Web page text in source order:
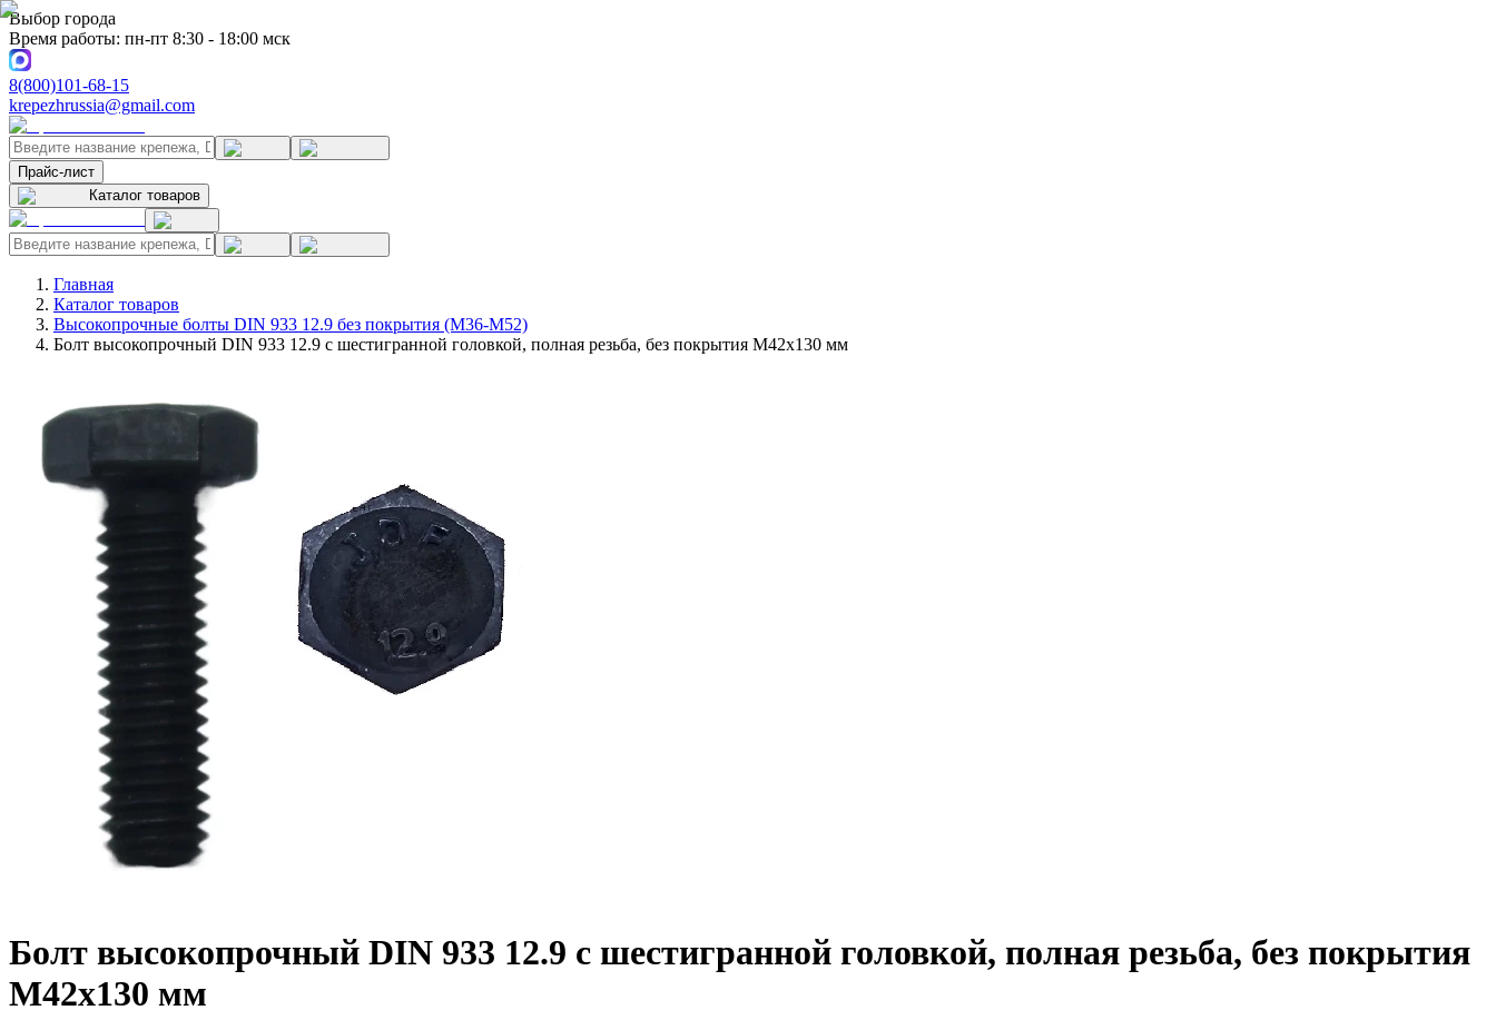
Выбор города
Время работы: пн-пт 8:30 - 18:00 мск
8(800)101-68-15
krepezhrussia@gmail.com
Прайс-лист
Каталог товаров
Главная
Каталог товаров
Высокопрочные болты DIN 933 12.9 без покрытия (M36-M52)
Болт высокопрочный DIN 933 12.9 с шестигранной головкой, полная резьба, без покрытия M42x130 мм
Болт высокопрочный DIN 933 12.9 с шестигранной головкой, полная резьба, без покрытия
M42x130 мм